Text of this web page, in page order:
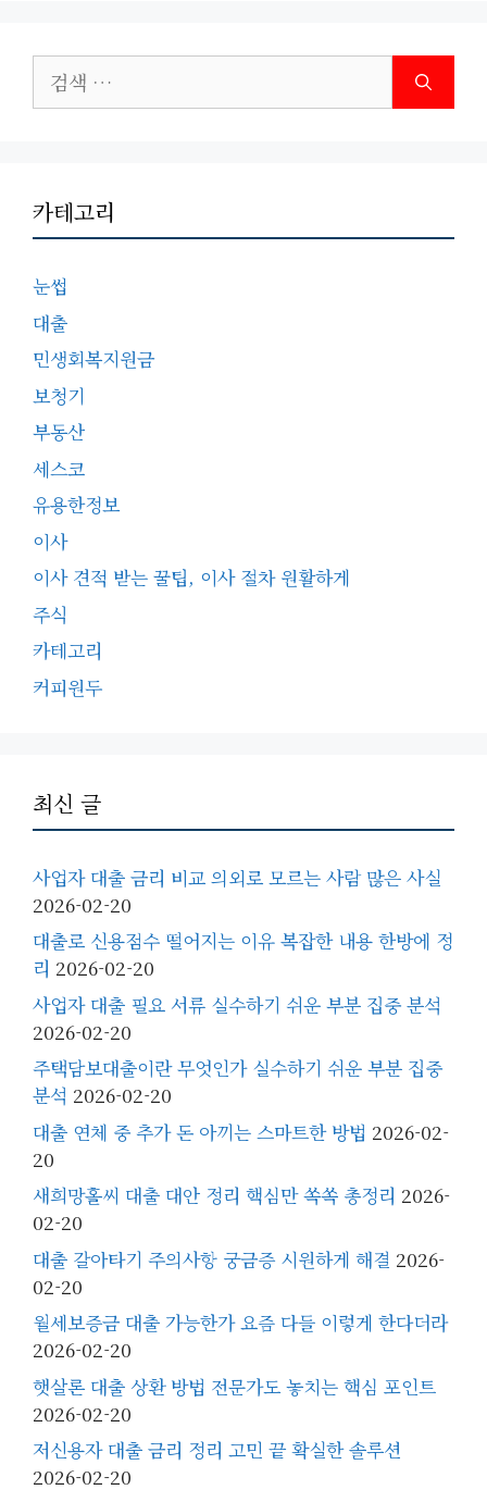
색:
카테고리
눈썹
대출
민생회복지원금
보청기
부동산
세스코
유용한정보
이사
이사 견적 받는 꿀팁, 이사 절차 원활하게
주식
카테고리
커피원두
최신 글
사업자 대출 금리 비교 의외로 모르는 사람 많은 사실
2026-02-20
대출로 신용점수 떨어지는 이유 복잡한 내용 한방에 정
리 2026-02-20
사업자 대출 필요 서류 실수하기 쉬운 부분 집중 분석
2026-02-20
주택담보대출이란 무엇인가 실수하기 쉬운 부분 집중
분석 2026-02-20
대출 연체 중 추가 돈 아끼는 스마트한 방법 2026-02-
20
새희망홀씨 대출 대안 정리 핵심만 쏙쏙 총정리 2026-
02-20
대출 갈아타기 주의사항 궁금증 시원하게 해결 2026-
02-20
월세보증금 대출 가능한가 요즘 다들 이렇게 한다더라
2026-02-20
햇살론 대출 상환 방법 전문가도 놓치는 핵심 포인트
2026-02-20
저신용자 대출 금리 정리 고민 끝 확실한 솔루션
2026-02-20